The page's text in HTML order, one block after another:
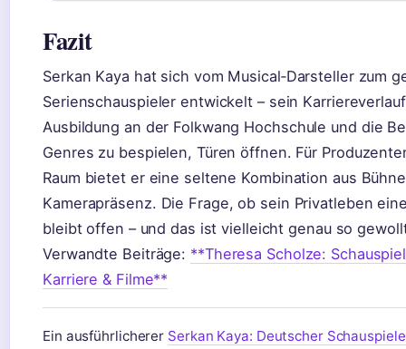
Fazit
Serkan Kaya hat sich vom Musical‑Darsteller zum
Serienschauspieler entwickelt – sein
Ausbildung an der Folkwang Hochschule und die
Genres zu bespielen, Türen öffnen. Für
Raum bietet er eine seltene Kombination aus
Kamerapräsenz. Die Frage, ob sein Privatleben
bleibt offen – und das ist vielleicht genau so
Verwandte Beiträge: **Theresa Scholze:
Karriere & Filme**
Ein ausführlicherer Serkan Kaya: Deutscher